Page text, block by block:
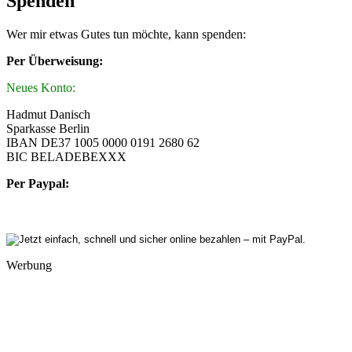
Wer mir etwas Gutes tun möchte, kann spenden:
Per Überweisung:
Neues Konto:
Hadmut Danisch
Sparkasse Berlin
IBAN DE37 1005 0000 0191 2680 62
BIC BELADEBEXXX
Per Paypal:
Werbung